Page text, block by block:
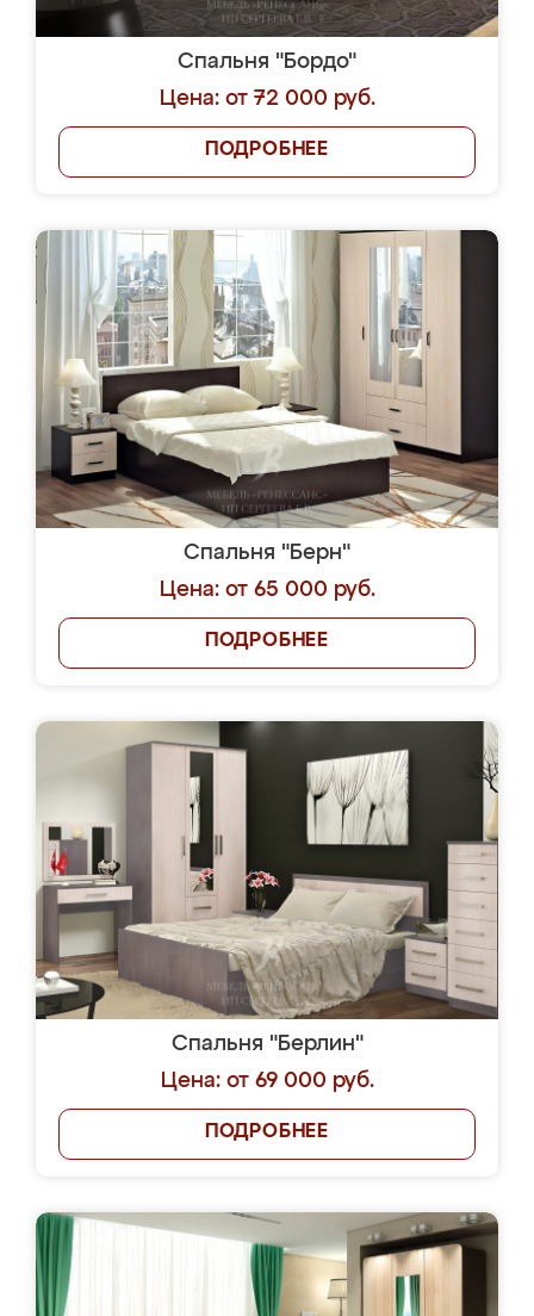
Спальня "Бордо"
Цена: от 72 000 руб.
ПОДРОБНЕЕ
Спальня "Берн"
Цена: от 65 000 руб.
ПОДРОБНЕЕ
Спальня "Берлин"
Цена: от 69 000 руб.
ПОДРОБНЕЕ